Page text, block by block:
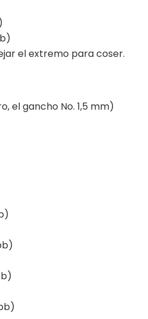
el extremo para coser.
el gancho No. 1,5 mm)